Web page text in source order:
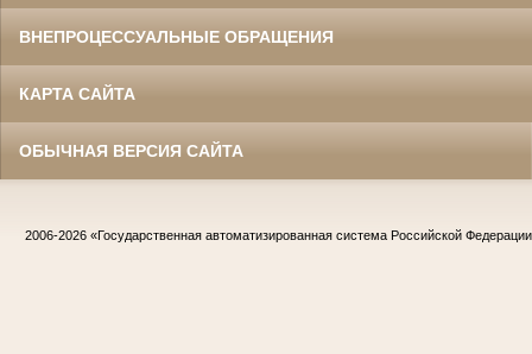
ВНЕПРОЦЕССУАЛЬНЫЕ ОБРАЩЕНИЯ
КАРТА САЙТА
ОБЫЧНАЯ ВЕРСИЯ САЙТА
2006-2026 «Государственная автоматизированная система Российской